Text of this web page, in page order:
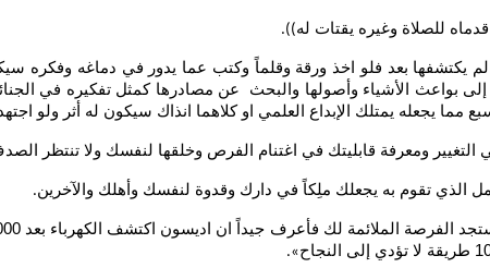
للصلاة وغيره يقتات له)).
لم يكتشفها بعد فلو اخذ ورقة وقلماً وكتب عما يدور في دماغه وفكره
إلى بواعث الأشياء وأصولها والبحث عن مصادرها كمثل تفكيره في
مما يجعله يمتلك الإبداع العلمي او كلاهما انذاك سيكون له أثر ولو
ومعرفة قابليتك في اغتنام الفرص وخلقها لنفسك ولا تنتظر
الذي تقوم به يجعلك ملِكاً في دارك وقدوة لنفسك وأهلك والآخرين.
».